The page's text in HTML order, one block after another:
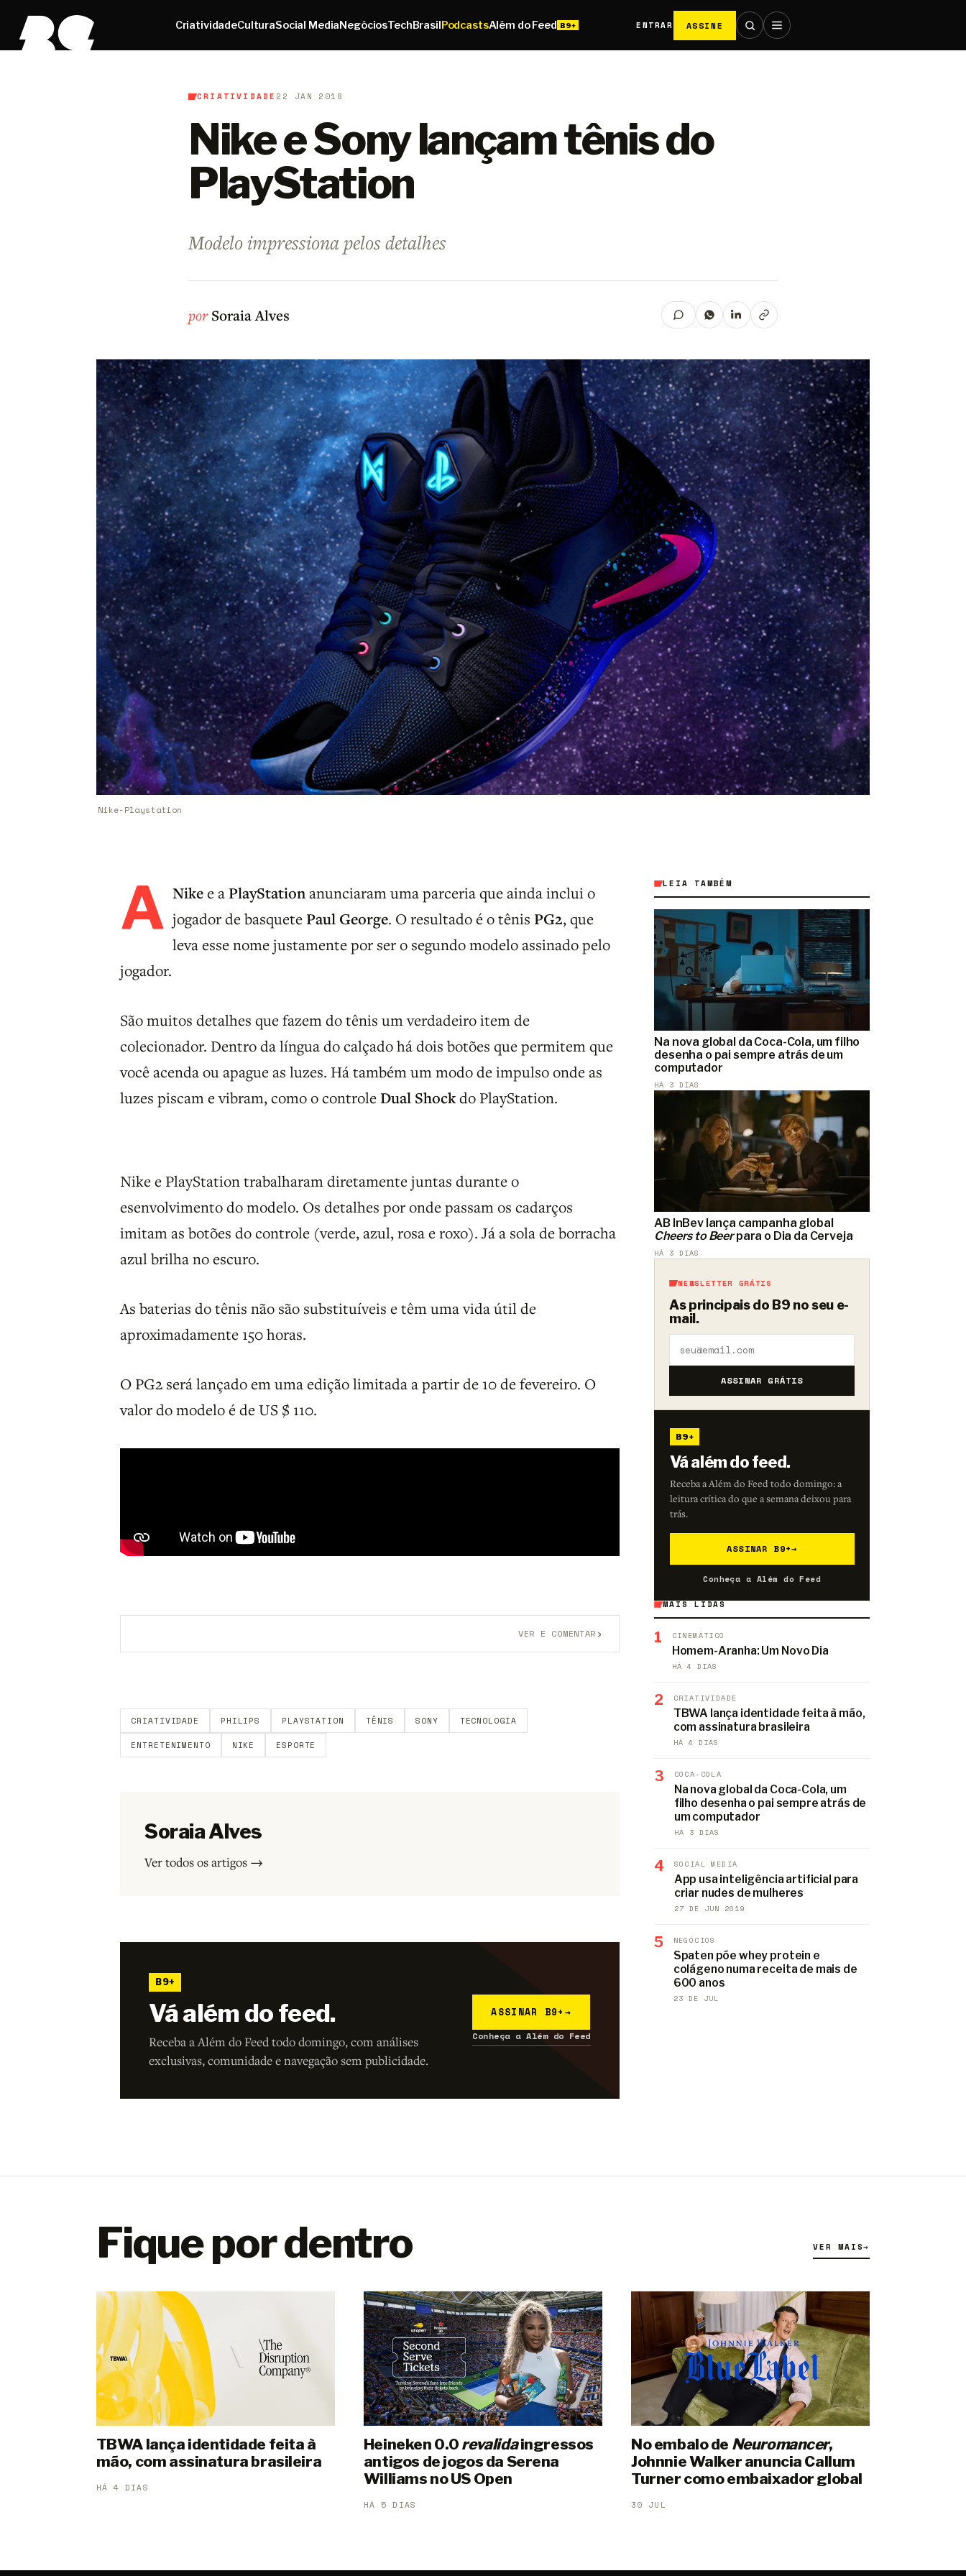
CriatividadeCulturaSocial MediaNegóciosTechBrasilPodcastsAlém do Feed ENTRAR ASSINE
B9/Criatividade
CRIATIVIDADE 22 JAN 2018
Nike e Sony lançam tênis do
PlayStation
Modelo impressiona pelos detalhes
por Soraia Alves
Nike-Playstation
A Nikee aPlayStationanunciaram uma parceria que ainda inclui o
jogador de basquetePaul George. O resultado é o tênisPG2, que
leva esse nome justamente por ser o segundo modelo assinado pelo
jogador.
São muitos detalhes que fazem do tênis um verdadeiro item de
colecionador. Dentro da língua do calçado há dois botões que permitem que
você acenda ou apague as luzes. Há também um modo de impulso onde as
luzes piscam e vibram, como o controleDual Shockdo PlayStation.
Nike e PlayStation trabalharam diretamente juntas durante o
esenvolvimento do modelo. Os detalhes por onde passam os cadarços
imitam as botões do controle (verde, azul, rosa e roxo). Já a sola de borracha
azul brilha no escuro.
As baterias do tênis não são substituíveis e têm uma vida útil de
aproximadamente 150 horas.
O PG2 será lançado em uma edição limitada a partir de 10 de fevereiro. O
valor do modelo é de US $ 110.
VER E COMENTAR›
CRIATIVIDADE PHILIPS PLAYSTATION TÊNIS SONY TECNOLOGIA
ENTRETENIMENTO NIKE ESPORTE
Soraia Alves
Ver todos os artigos →
B9+
Vá além do feed.
Receba a Além do Feed todo domingo, com análises
exclusivas, comunidade e navegação sem publicidade.
ASSINAR B9+ →
Conheça a Além do Feed
LEIA TAMBÉM
Na nova global da Coca-Cola, um filho
desenha o pai sempre atrás de um
computador
HÁ 3 DIAS
AB InBev lança campanha global
Cheers to Beerpara o Dia da Cerveja
HÁ 3 DIAS
NEWSLETTER GRÁTIS
As principais do B9 no seu e-
mail.
ASSINAR GRÁTIS
B9+
Vá além do feed.
Receba a Além do Feed todo domingo: a
leitura crítica do que a semana deixou para
trás.
ASSINAR B9+→
Conheça a Além do Feed
MAIS LIDAS
1 CINEMÁTICO
Homem-Aranha: Um Novo Dia
HÁ 4 DIAS
2 CRIATIVIDADE
TBWA lança identidade feita à mão,
com assinatura brasileira
HÁ 4 DIAS
3 COCA-COLA
Na nova global da Coca-Cola, um
filho desenha o pai sempre atrás de
um computador
HÁ 3 DIAS
4 SOCIAL MEDIA
App usa inteligência artificial para
criar nudes de mulheres
27 DE JUN 2019
5 NEGÓCIOS
Spaten põe whey protein e
colágeno numa receita de mais de
600 anos
23 DE JUL
Fique por dentro VER MAIS→
TBWA lança identidade feita à
mão, com assinatura brasileira
HÁ 4 DIAS
Heineken 0.0 revalidaingressos
antigos de jogos da Serena
Williams no US Open
HÁ 5 DIAS
No embalo de Neuromancer,
Johnnie Walker anuncia Callum
Turner como embaixador global
30 JUL